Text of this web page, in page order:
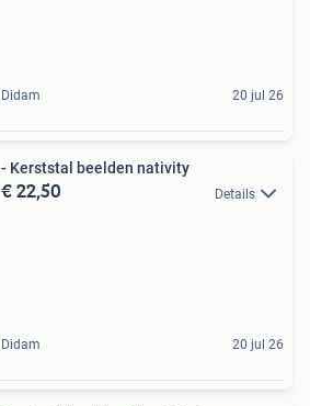
Didam 20 jul 26
- Kerststal beelden nativity
€ 22,50 Details
Didam 20 jul 26